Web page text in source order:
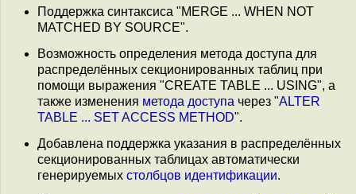
Поддержка синтаксиса "MERGE ... WHEN NOT
MATCHED BY SOURCE".
Возможность определения метода доступа для
распределённых секционированных таблиц при
помощи выражения "CREATE TABLE ... USING", а
также изменения метода доступа через "ALTER
TABLE ... SET ACCESS METHOD".
Добавлена поддержка указания в распределённых
секционированных таблицах автоматически
генерируемых столбцов идентификации.